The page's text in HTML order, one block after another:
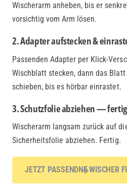
Wischerarm anheben, bis er
vorsichtig vom Arm lösen.
2. Adapter aufstecken &
Passenden Adapter per Klick-
Wischblatt stecken, dann das
schieben, bis es hörbar einrastet.
3. Schutzfolie abziehen —
Wischerarm langsam zurück auf
Sicherheitsfolie abziehen. Fertig.
JETZT PASSENDNE WISCHER